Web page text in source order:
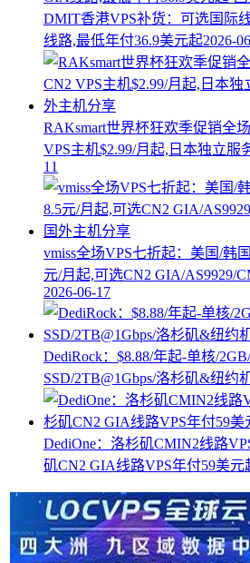
DMIT香港VPS补货：可选国际
线路,最低年付36.9美元起2026-
RAKsmart世界杯狂欢季促销全
VPS主机$2.99/月起,日本独立服
11
vmiss全场VPS七折起：美国/韩
元/月起,可选CN2 GIA/AS9929/
2026-06-17
DediRock：$8.88/年起-单核/
SSD/2TB@1Gbps/洛杉矶&纽约
DediOne：洛杉矶CMIN2线路
矶CN2 GIA线路VPS年付59美元